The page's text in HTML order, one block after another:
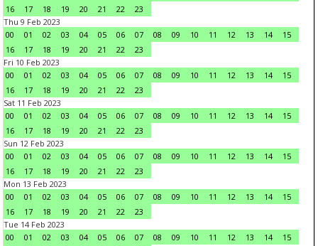
16
17 18 19 20 21 22
23
Thu 9 Feb 2023
00
01 02 03 04 05 06 07 08 09 10 11 12 13 14
15
16
17 18 19 20 21 22
23
Fri 10 Feb 2023
00
01 02 03 04 05 06 07 08 09 10 11 12 13 14
15
16
17 18 19 20 21 22
23
Sat 11 Feb 2023
00
01 02 03 04 05 06 07 08 09 10 11 12 13 14
15
16
17 18 19 20 21 22
23
Sun 12 Feb 2023
00
01 02 03 04 05 06 07 08 09 10 11 12 13 14
15
16
17 18 19 20 21 22
23
Mon 13 Feb 2023
00
01 02 03 04 05 06 07 08 09 10 11 12 13 14
15
16
17 18 19 20 21 22
23
Tue 14 Feb 2023
00
01 02 03 04 05 06 07 08 09 10 11 12 13 14
15